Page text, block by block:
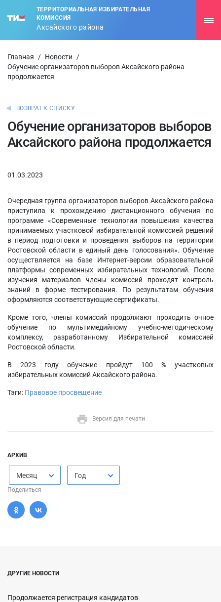
ТЕРРИТОРИАЛЬНАЯ ИЗБИРАТЕЛЬНАЯ
КОМИССИЯ
Аксайского района
Главная / Новости
/
Обучение организаторов выборов Аксайского района
продолжается
ВОЗВРАТ К СПИСКУ
Обучение организаторов выборов
Аксайского района продолжается
01.03.2023
Очередная группа организаторов выборов Аксайского района
приступила к прохождению дистанционного обучения по
программе «Современные технологии повышения качества
принимаемых участковой избирательной комиссией решений
в период подготовки и проведения выборов на территории
Ростовской области в единый день голосования». Обучение
осуществляется на базе Интернет-версии образовательной
платформы современных избирательных технологий. После
изучения материалов члены комиссий проходят контроль
знаний в форме тестирования. По результатам обучения
оформляются соответствующие сертификаты.
Кроме того, члены комиссий продолжают проходить очное
обучение по мультимедийному учебно-методическому
комплексу, разработанному Избирательной комиссией
Ростовской области.
В 2023 году обучение пройдут 100 % участковых
избирательных комиссий Аксайского района.
Тэги: Правовое просвещение
Версия для печати
АРХИВ
Месяц Год
Поделиться
ДРУГИЕ НОВОСТИ
Продолжается регистрация кандидатов